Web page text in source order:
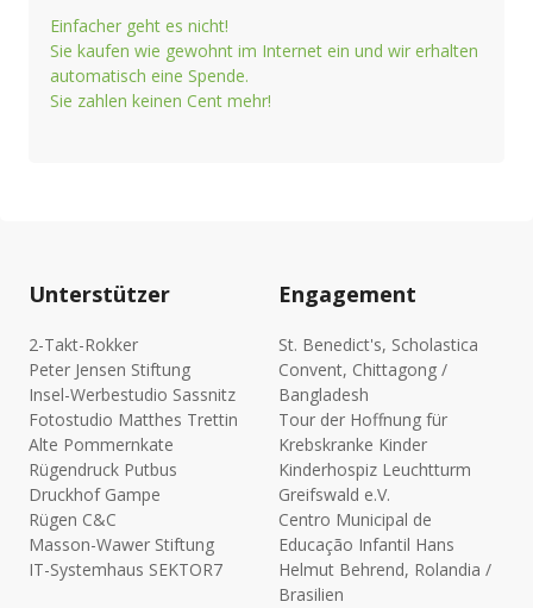
Einfacher geht es nicht!
Sie kaufen wie gewohnt im Internet ein und wir erhalten
automatisch eine Spende.
Sie zahlen keinen Cent mehr!
Unterstützer
2-Takt-Rokker
Peter Jensen Stiftung
Insel-Werbestudio Sassnitz
Fotostudio Matthes Trettin
Alte Pommernkate
Rügendruck Putbus
Druckhof Gampe
Rügen C&C
Masson-Wawer Stiftung
IT-Systemhaus SEKTOR7
Engagement
St. Benedict's, Scholastica
Convent, Chittagong /
Bangladesh
Tour der Hoffnung für
Krebskranke Kinder
Kinderhospiz Leuchtturm
Greifswald e.V.
Centro Municipal de
Educação Infantil Hans
Helmut Behrend, Rolandia /
Brasilien